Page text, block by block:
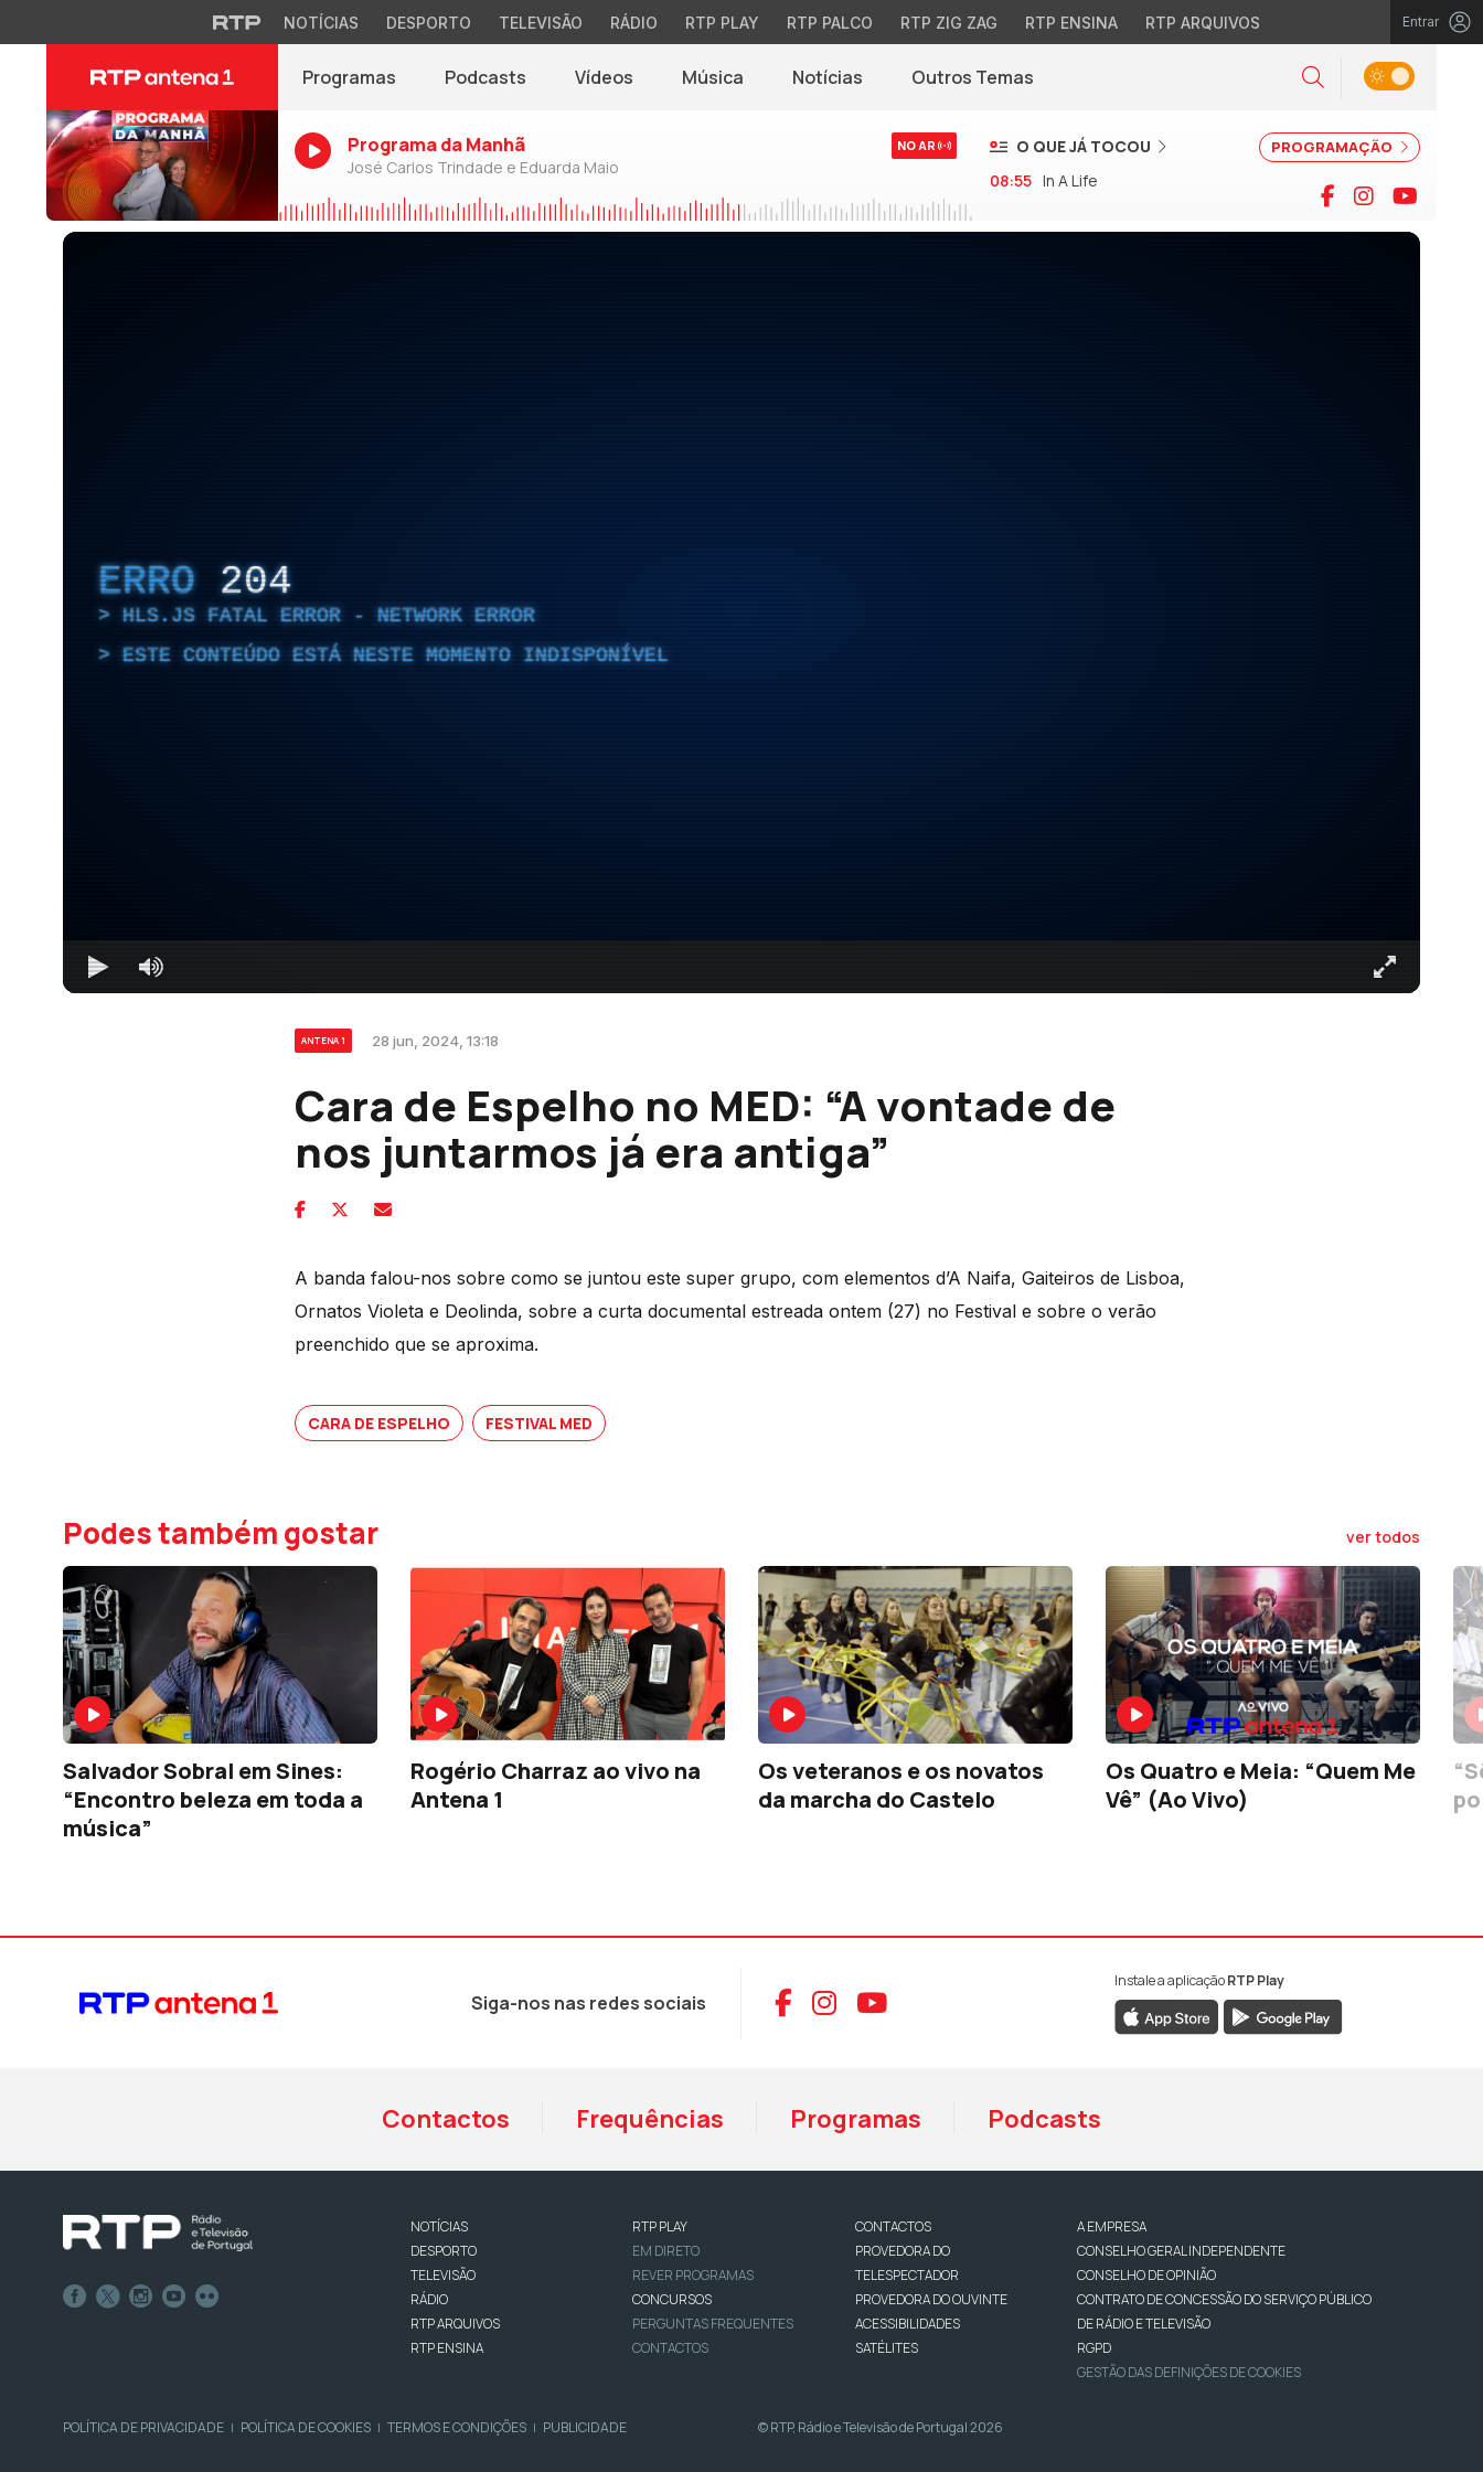
NOTÍCIAS DESPORTO TELEVISÃO RÁDIO RTP PLAY RTP PALCO RTP ZIG ZAG RTP ENSINA RTP ARQUIVOS Entrar
Programas Podcasts Vídeos Música Notícias(abre em nova janela)
Outros Temas Pesquisar
Alternar tema
Programa da Manhã
José Carlos Trindade e Eduarda Maio
NO AR PROGRAMAÇÃO
O QUE JÁ TOCOU
08:55 In A Life Facebook
Instagram
ERRO 204
HLS.JS FATAL ERROR - NETWORK ERROR
ESTE CONTEÚDO ESTÁ NESTE MOMENTO INDISPONÍVEL
ANTENA 1 28 jun, 2024, 13:18
Cara de Espelho no MED: “A vontade de
nos juntarmos já era antiga”
A banda falou-nos sobre como se juntou este super grupo, com elementos d’A Naifa, Gaiteiros de Lisboa,
Ornatos Violeta e Deolinda, sobre a curta documental estreada ontem (27) no Festival e sobre o verão
preenchido que se aproxima.
CARA DE ESPELHO FESTIVAL MED
Podes também gostar ver todos
Salvador Sobral em Sines:
“Encontro beleza em toda a
música”
Rogério Charraz ao vivo na
Antena 1
Os veteranos e os novatos
da marcha do Castelo
Os Quatro e Meia: “Quem Me
Vê” (Ao Vivo)
Siga-nos nas redes sociais Aceder ao Facebook da RTP Antena 1
Aceder ao Instagram da RTP Antena 1
Aceder ao YouTube da RTP Antena 1
Instale a aplicaçãoRTP Play
Contactos Frequências Programas Podcasts
NOTÍCIAS
DESPORTO
TELEVISÃO
RÁDIO
RTP ARQUIVOS
RTP ENSINA
RTP PLAY
EM DIRETO
REVER PROGRAMAS
CONCURSOS
PERGUNTAS FREQUENTES
CONTACTOS
CONTACTOS
PROVEDORA DO
TELESPECTADOR
PROVEDORA DO OUVINTE
ACESSIBILIDADES
SATÉLITES
A EMPRESA
CONSELHO GERAL INDEPENDENTE
CONSELHO DE OPINIÃO
CONTRATO DE CONCESSÃO DO SERVIÇO PÚBLICO
DE RÁDIO E TELEVISÃO
RGPD
GESTÃO DAS DEFINIÇÕES DE COOKIES
POLÍTICA DE PRIVACIDADE | POLÍTICA DE COOKIES | TERMOS E CONDIÇÕES | PUBLICIDADE © RTP, Rádio e Televisão de Portugal 2026